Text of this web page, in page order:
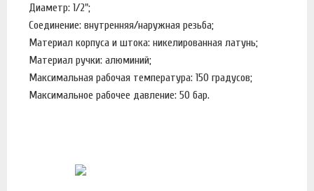
Диаметр: 1/2";
Соединение: внутренняя/наружная резьба;
Материал корпуса и штока: никелированная латунь;
Материал ручки: алюминий;
Максимальная рабочая температура: 150 градусов;
Максимальное рабочее давление: 50 бар.